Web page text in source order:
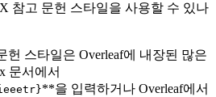
참고 문헌 스타일을 사용할 수 있나
헌 스타일은 Overleaf에 내장된 많은
문서에서
**을 입력하거나 Overleaf에서